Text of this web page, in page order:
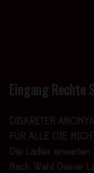
Eingang Rechte
DISKRETER
FÜR ALLE DIE
Die Ladies
Nach Wahl Deiner